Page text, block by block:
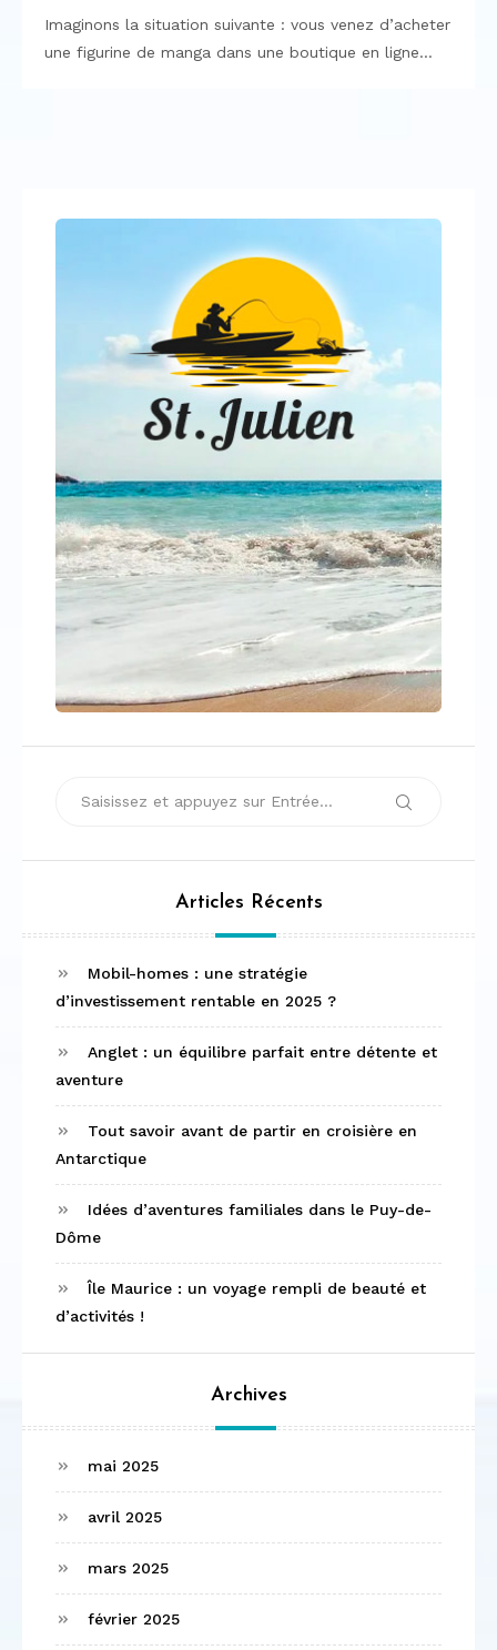
Imaginons la situation suivante : vous venez d’acheter
une figurine de manga dans une boutique en ligne…
Articles Récents
Mobil-homes : une stratégie
d’investissement rentable en 2025 ?
Anglet : un équilibre parfait entre détente et
aventure
Tout savoir avant de partir en croisière en
Antarctique
Idées d’aventures familiales dans le Puy-de-
Dôme
Île Maurice : un voyage rempli de beauté et
d’activités !
Archives
mai 2025
avril 2025
mars 2025
février 2025